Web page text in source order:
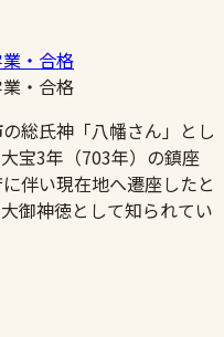
・合格
・合格
総氏神「八幡さん」とし
宝3年（703年）の鎮座
伴い現在地へ遷座したと
御神徳として知られてい